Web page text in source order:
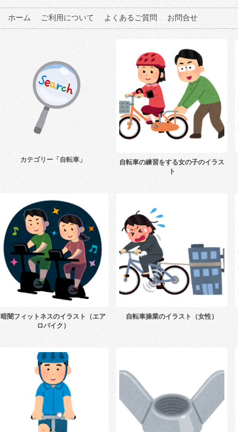
ホーム ご利用について よくあるご質問 お問合せ
カテゴリー「自転車」
自転車の練習をする女の子のイラス
ト
暗闇フィットネスのイラスト（エア
ロバイク）
自転車操業のイラスト（女性）